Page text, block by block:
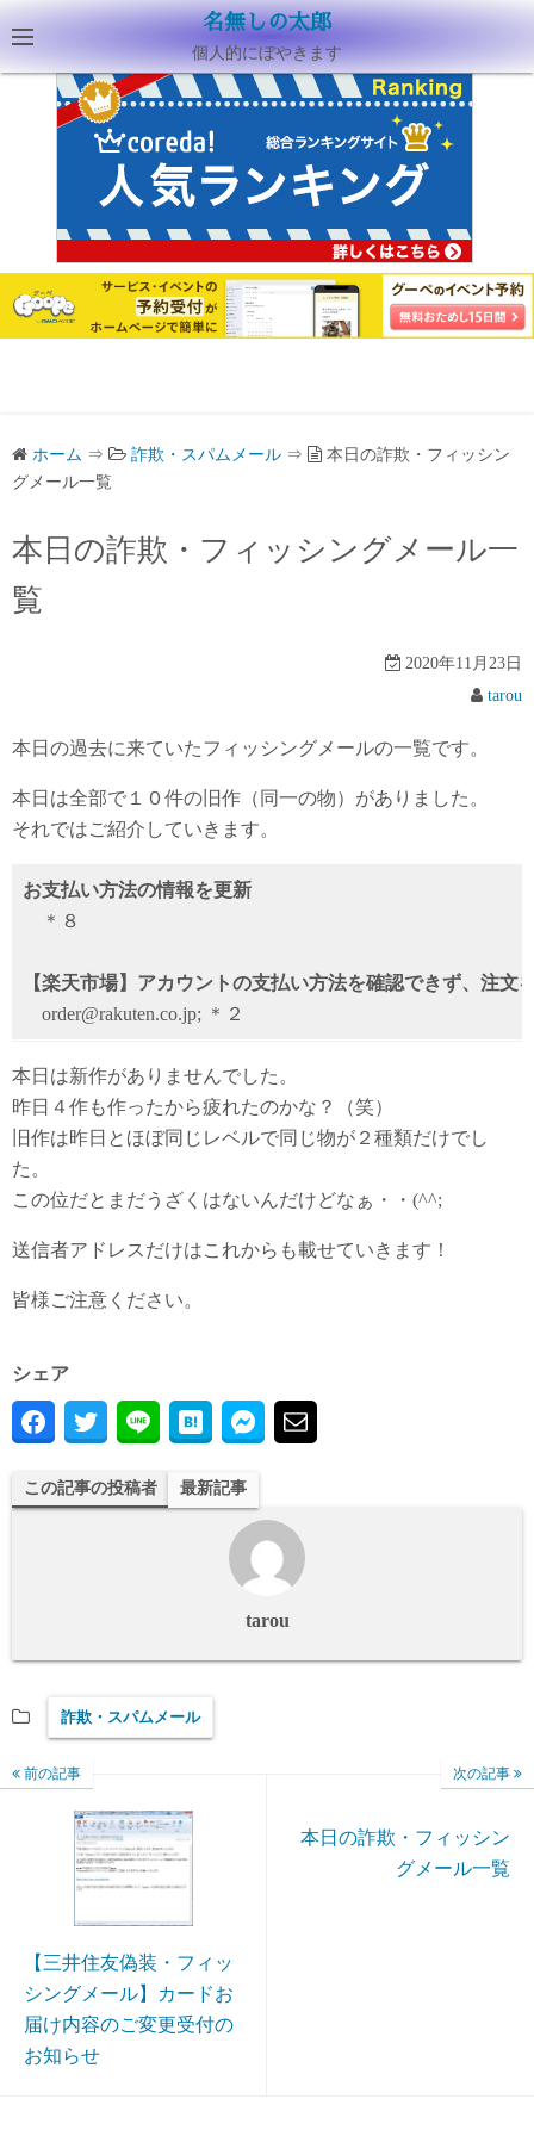
名無しの太郎
個人的にぼやきます
ホーム ⇒ 詐欺・スパムメール ⇒
本日の詐欺・フィッシン
グメール一覧
本日の詐欺・フィッシングメール一
覧
2020年11月23日
tarou
本日の過去に来ていたフィッシングメールの一覧です。
本日は全部で１０件の旧作（同一の物）がありました。
それではご紹介していきます。
お支払い方法の情報を更新
＊８
【楽天市場】アカウントの支払い方法を確認できず、注文
order@rakuten.co.jp; ＊２
本日は新作がありませんでした。
昨日４作も作ったから疲れたのかな？（笑）
旧作は昨日とほぼ同じレベルで同じ物が２種類だけでし
た。
この位だとまだうざくはないんだけどなぁ・・(^^;
送信者アドレスだけはこれからも載せていきます！
皆様ご注意ください。
シェア
この記事の投稿者 最新記事
tarou
詐欺・スパムメール
前の記事
【三井住友偽装・フィッ
シングメール】カードお
届け内容のご変更受付の
お知らせ
次の記事
本日の詐欺・フィッシン
グメール一覧